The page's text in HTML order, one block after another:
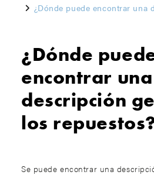
¿Dónde puede encontrar una
¿Dónde
encontrar una
descripción
los
Se puede encontrar una